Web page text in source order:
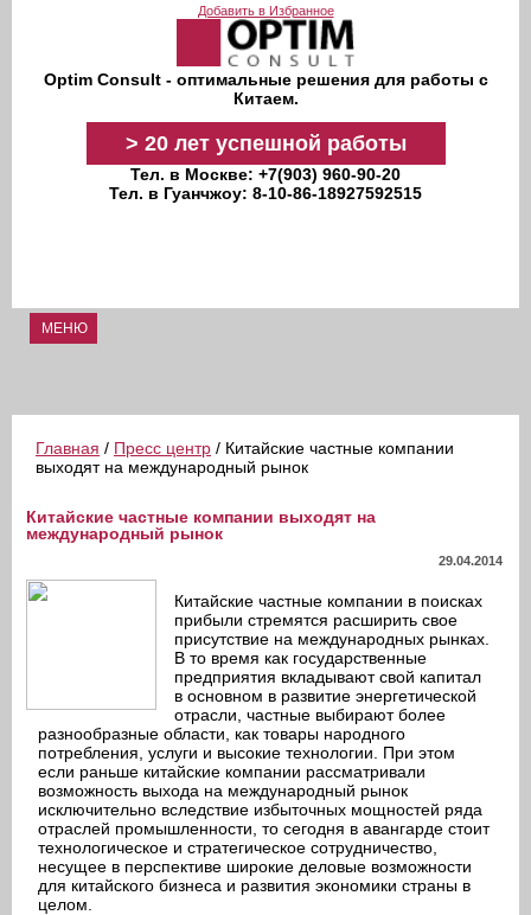
Перейти к основному содержаниюДобавить в Избранное
Optim Consult - оптимальные решения для работы с
Китаем.
> 20 летуспешной работы
Тел. в Москве: +7(903) 960-90-20
Тел. в Гуанчжоу: 8-10-86-18927592515
МЕНЮ
Главная / Пресс центр / Китайские частные компании
выходят на международный рынок
Китайские частные компании выходят на
международный рынок
29.04.2014
Китайские частные компании в поисках
прибыли стремятся расширить свое
присутствие на международных рынках.
В то время как государственные
предприятия вкладывают свой капитал
в основном в развитие энергетической
отрасли, частные выбирают более
разнообразные области, как товары народного
потребления, услуги и высокие технологии. При этом
если раньше китайские компании рассматривали
возможность выхода на международный рынок
исключительно вследствие избыточных мощностей ряда
отраслей промышленности, то сегодня в авангарде стоит
технологическое и стратегическое сотрудничество,
несущее в перспективе широкие деловые возможности
для китайского бизнеса и развития экономики страны в
целом.